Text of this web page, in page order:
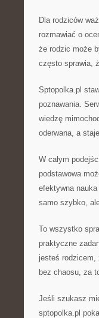
Dla rodziców
rozmawiać o
że rodzic może
często sprawia,
Sptopolka.pl
poznawania.
wiedzę
oderwana, a
W całym
podstawowa
efektywna
samo szybko,
To wszystko
praktyczne
jesteś rodzicem,
bez chaosu, za
Jeśli szukasz
sptopolka.pl